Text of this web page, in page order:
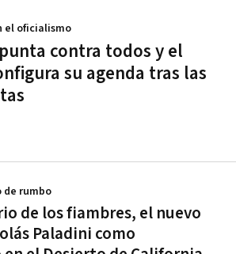
contra todos y el
su agenda tras las
el oficialismo
de los fiambres, el nuevo
Paladini como
de rumbo